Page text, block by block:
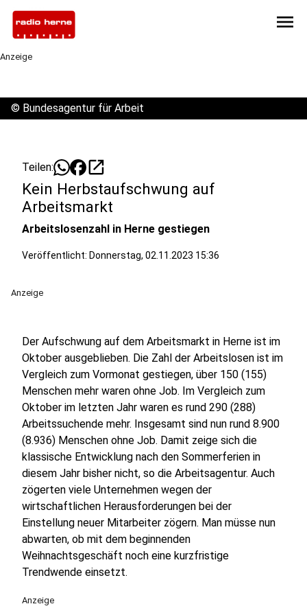
menu
Anzeige
© Bundesagentur für Arbeit
Teilen: open_in_new
Kein Herbstaufschwung auf
Arbeitsmarkt
Arbeitslosenzahl in Herne gestiegen
Veröffentlicht: Donnerstag, 02.11.2023 15:36
Anzeige
Der Aufschwung auf dem Arbeitsmarkt in Herne ist im
Oktober ausgeblieben. Die Zahl der Arbeitslosen ist im
Vergleich zum Vormonat gestiegen, über 150 (155)
Menschen mehr waren ohne Job. Im Vergleich zum
Oktober im letzten Jahr waren es rund 290 (288)
Arbeitssuchende mehr. Insgesamt sind nun rund 8.900
(8.936) Menschen ohne Job. Damit zeige sich die
klassische Entwicklung nach den Sommerferien in
diesem Jahr bisher nicht, so die Arbeitsagentur. Auch
zögerten viele Unternehmen wegen der
wirtschaftlichen Herausforderungen bei der
Einstellung neuer Mitarbeiter zögern. Man müsse nun
abwarten, ob mit dem beginnenden
Weihnachtsgeschäft noch eine kurzfristige
Trendwende einsetzt.
Anzeige